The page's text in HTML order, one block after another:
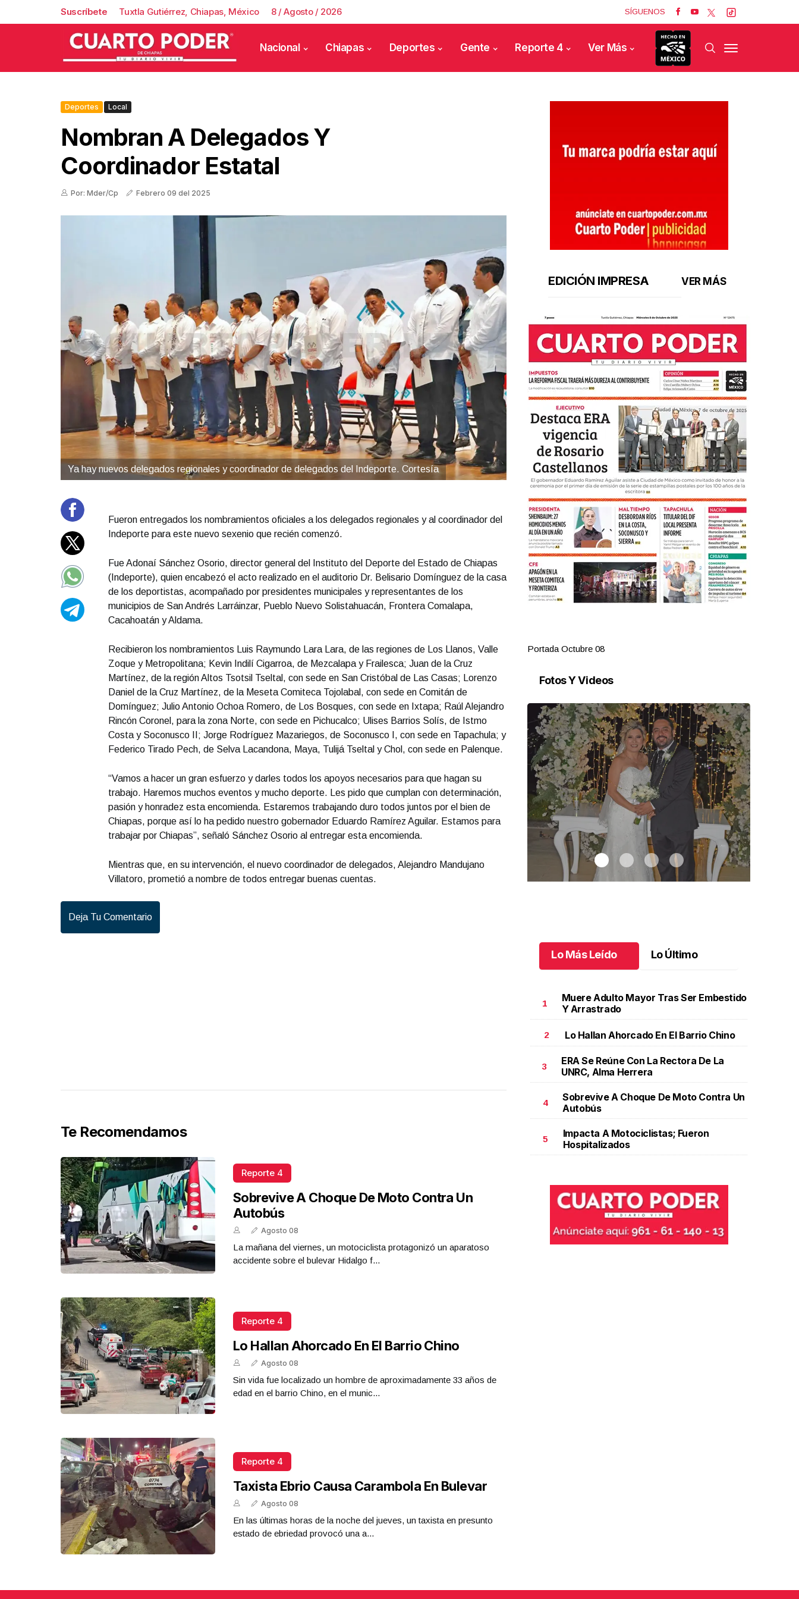
Suscríbete Tuxtla Gutiérrez, Chiapas, México 8 / Agosto / 2026 SÍGUENOS
Nacional Chiapas Deportes Gente Reporte 4 Ver Más
Deportes Local
Nombran A Delegados Y
Coordinador Estatal
Por: Mder/Cp Febrero 09 del 2025
Ya hay nuevos delegados regionales y coordinador de delegados del Indeporte. Cortesía
Fueron entregados los nombramientos oficiales a los delegados regionales y al coordinador del
Indeporte para este nuevo sexenio que recién comenzó.
Fue Adonaí Sánchez Osorio, director general del Instituto del Deporte del Estado de Chiapas
(Indeporte), quien encabezó el acto realizado en el auditorio Dr. Belisario Domínguez de la casa
de los deportistas, acompañado por presidentes municipales y representantes de los
municipios de San Andrés Larráinzar, Pueblo Nuevo Solistahuacán, Frontera Comalapa,
Cacahoatán y Aldama.
Recibieron los nombramientos Luis Raymundo Lara Lara, de las regiones de Los Llanos, Valle
Zoque y Metropolitana; Kevin Indilí Cigarroa, de Mezcalapa y Frailesca; Juan de la Cruz
Martínez, de la región Altos Tsotsil Tseltal, con sede en San Cristóbal de Las Casas; Lorenzo
Daniel de la Cruz Martínez, de la Meseta Comiteca Tojolabal, con sede en Comitán de
Domínguez; Julio Antonio Ochoa Romero, de Los Bosques, con sede en Ixtapa; Raúl Alejandro
Rincón Coronel, para la zona Norte, con sede en Pichucalco; Ulises Barrios Solís, de Istmo
Costa y Soconusco II; Jorge Rodríguez Mazariegos, de Soconusco I, con sede en Tapachula; y
Federico Tirado Pech, de Selva Lacandona, Maya, Tulijá Tseltal y Chol, con sede en Palenque.
“Vamos a hacer un gran esfuerzo y darles todos los apoyos necesarios para que hagan su
trabajo. Haremos muchos eventos y mucho deporte. Les pido que cumplan con determinación,
pasión y honradez esta encomienda. Estaremos trabajando duro todos juntos por el bien de
Chiapas, porque así lo ha pedido nuestro gobernador Eduardo Ramírez Aguilar. Estamos para
trabajar por Chiapas”, señaló Sánchez Osorio al entregar esta encomienda.
Mientras que, en su intervención, el nuevo coordinador de delegados, Alejandro Mandujano
Villatoro, prometió a nombre de todos entregar buenas cuentas.
Deja Tu Comentario
Te Recomendamos
Reporte 4
Sobrevive A Choque De Moto Contra Un
Autobús
Agosto 08
La mañana del viernes, un motociclista protagonizó un aparatoso
accidente sobre el bulevar Hidalgo f...
Reporte 4
Lo Hallan Ahorcado En El Barrio Chino
Agosto 08
Sin vida fue localizado un hombre de aproximadamente 33 años de
edad en el barrio Chino, en el munic...
Reporte 4
Taxista Ebrio Causa Carambola En Bulevar
Agosto 08
En las últimas horas de la noche del jueves, un taxista en presunto
estado de ebriedad provocó una a...
EDICIÓN IMPRESA VER MÁS
Portada Octubre 05 Portada Octubre 08
Fotos Y Videos
Octubre 08 l 10 Visitas
Maricarmen y Alejandro unieron sus vidas.Maricarmen
y Alejandro unieron sus vidas
Octubre 08 l
Lo Más Leído Lo Último
1
Muere Adulto Mayor Tras Ser Embestido
Y Arrastrado
2 Lo Hallan Ahorcado En El Barrio Chino
3
ERA Se Reúne Con La Rectora De La
UNRC, Alma Herrera
4
Sobrevive A Choque De Moto Contra Un
Autobús
5
Impacta A Motociclistas; Fueron
Hospitalizados